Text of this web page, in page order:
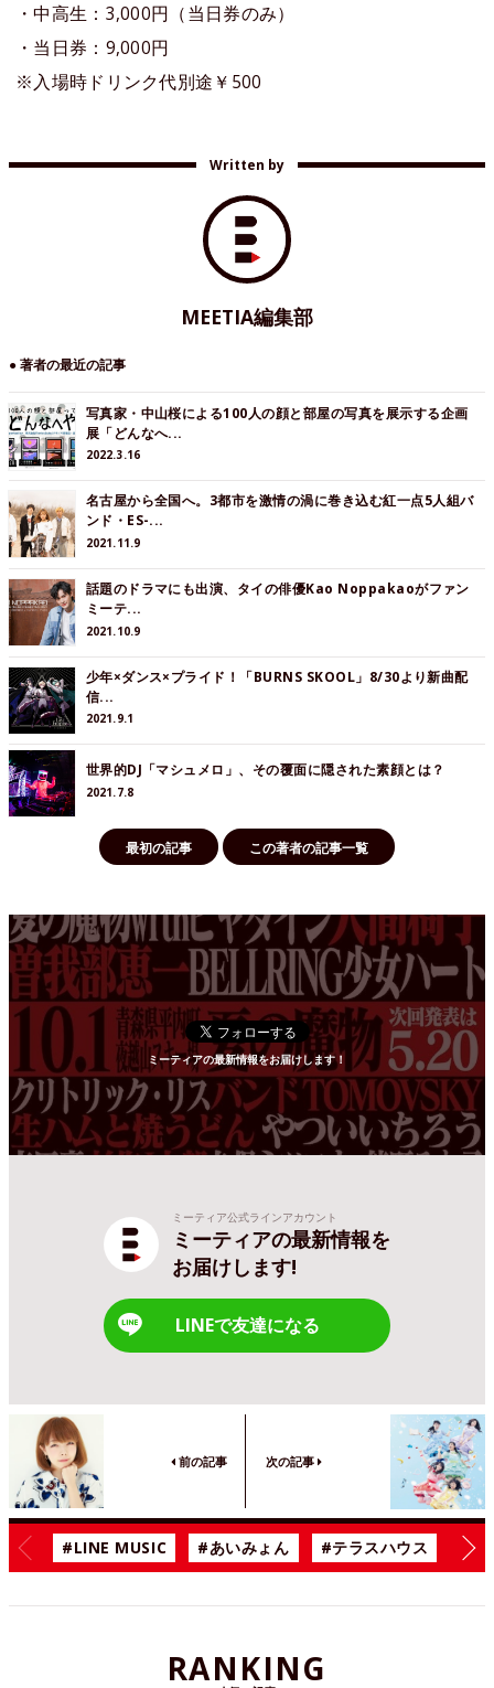
・中高生：3,000円（当日券のみ）
・当日券：9,000円
※入場時ドリンク代別途￥500
Written by
MEETIA編集部
● 著者の最近の記事
写真家・中山桜による100人の顔と部屋の写真を展示する企画
展「どんなへ...
2022.3.16
名古屋から全国へ。3都市を激情の渦に巻き込む紅一点5人組バ
ンド・ES-...
2021.11.9
話題のドラマにも出演、タイの俳優Kao Noppakaoがファン
ミーテ...
2021.10.9
少年×ダンス×プライド！「BURNS SKOOL」8/30より新曲配
信...
2021.9.1
世界的DJ「マシュメロ」、その覆面に隠された素顔とは？
2021.7.8
最初の記事 この著者の記事一覧
ミーティアの最新情報をお届けします！
ミーティア公式ラインアカウント
ミーティアの最新情報を
お届けします!
LINEで友達になる
前の記事 次の記事
#LINE MUSIC #あいみょん #テラスハウス #漫
RANKING